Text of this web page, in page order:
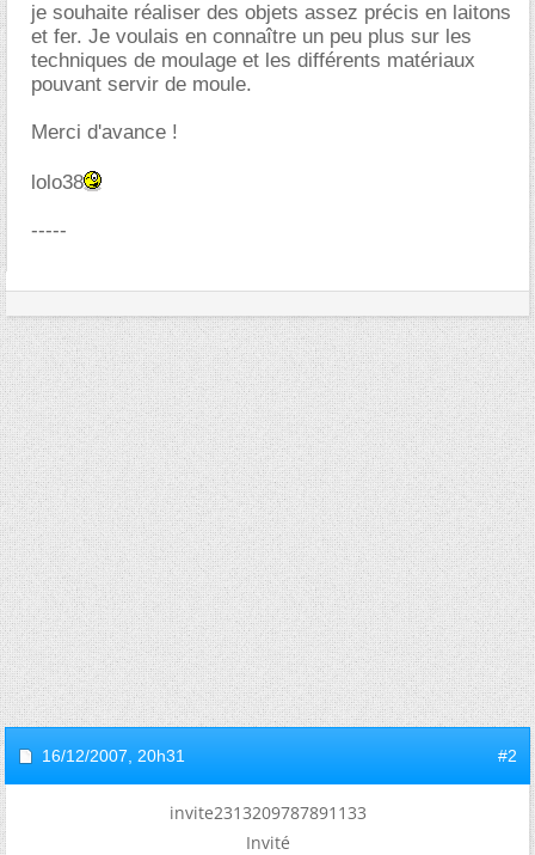
je souhaite réaliser des objets assez précis en laitons
et fer. Je voulais en connaître un peu plus sur les
techniques de moulage et les différents matériaux
pouvant servir de moule.
Merci d'avance !
lolo38
-----
16/12/2007, 20h31 #2
invite2313209787891133
Invité